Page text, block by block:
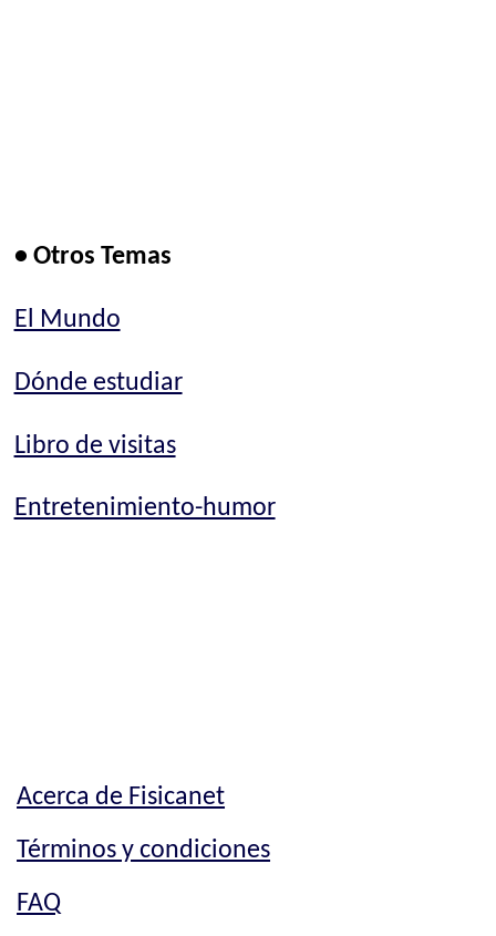
• Otros Temas
El Mundo
Dónde estudiar
Libro de visitas
Entretenimiento-humor
Acerca de Fisicanet
Términos y condiciones
FAQ